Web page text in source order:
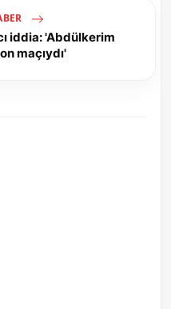
iddia: 'Abdülkerim
maçıydı'